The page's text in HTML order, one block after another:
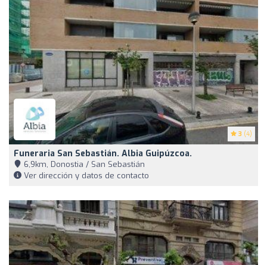
3 (4)
Funeraria San Sebastián. Albia Guipúzcoa.
6,9km, Donostia / San Sebastián
Ver dirección y datos de contacto